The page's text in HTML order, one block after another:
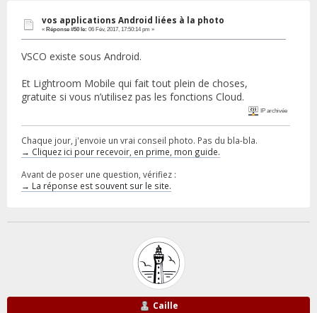
vos applications Android liées à la photo
« Réponse #50 le: 06 Fév, 2017, 17:50:14 pm »
VSCO existe sous Android.
Et Lightroom Mobile qui fait tout plein de choses,
gratuite si vous n’utilisez pas les fonctions Cloud.
IP archivée
Chaque jour, j'envoie un vrai conseil photo. Pas du bla-bla.
→ Cliquez ici pour recevoir, en prime, mon guide.
Avant de poser une question, vérifiez :
→ La réponse est souvent sur le site.
Caille